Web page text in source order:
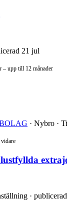
21 jul
– upp till 12 månader
· Nybro ·
lustfyllda
·